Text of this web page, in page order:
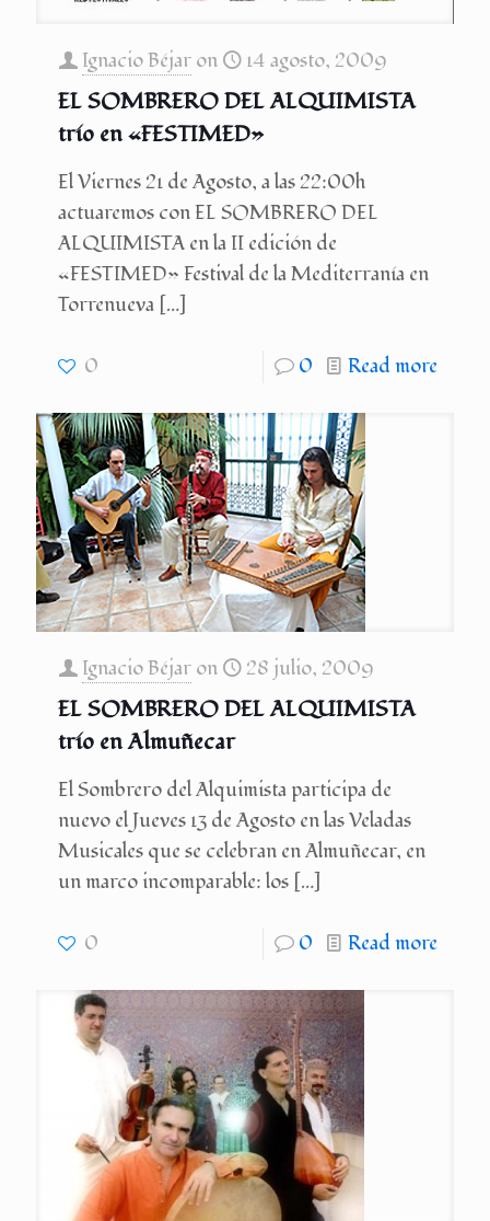
Ignacio Béjar on 14 agosto, 2009
EL SOMBRERO DEL ALQUIMISTA
trío en «FESTIMED»
El Viernes 21 de Agosto, a las 22:00h
actuaremos con EL SOMBRERO DEL
ALQUIMISTA en la II edición de
«FESTIMED» Festival de la Mediterranía en
Torrenueva […]
0 0 Read more
Ignacio Béjar on 28 julio, 2009
EL SOMBRERO DEL ALQUIMISTA
trío en Almuñecar
El Sombrero del Alquimista participa de
nuevo el Jueves 13 de Agosto en las Veladas
Musicales que se celebran en Almuñecar, en
un marco incomparable: los […]
0 0 Read more